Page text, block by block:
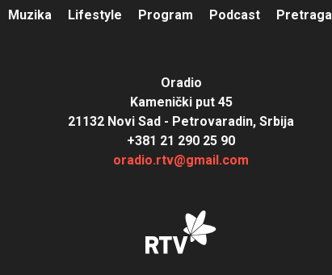
Muzika Lifestyle Program Podcast Pretraga
Oradio
Kamenički put 45
21132 Novi Sad - Petrovaradin, Srbija
+381 21 290 25 90
oradio.rtv@gmail.com